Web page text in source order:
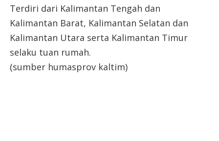
Terdiri dari Kalimantan Tengah dan
Kalimantan Barat, Kalimantan Selatan dan
Kalimantan Utara serta Kalimantan Timur
selaku tuan rumah.
(sumber humasprov kaltim)